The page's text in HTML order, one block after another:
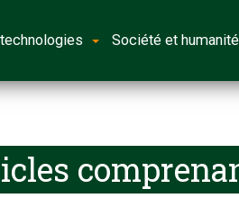
Société et